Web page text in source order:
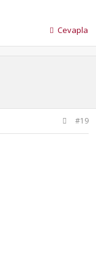
Cevapla
#19